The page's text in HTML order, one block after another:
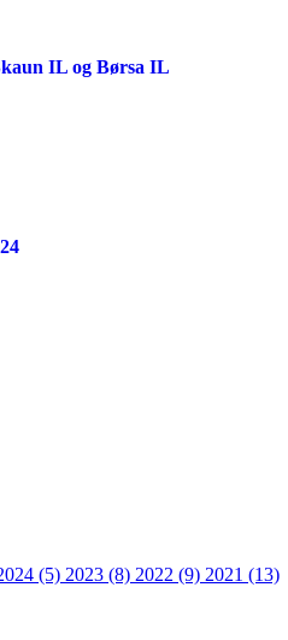
IL og Børsa IL
(5) 2023 (8) 2022 (9) 2021 (13)